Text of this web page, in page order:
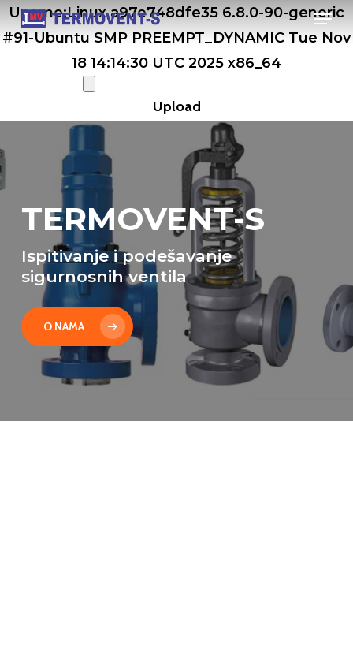
Uname:Linux a97e748dfe35 6.8.0-90-generic
#91-Ubuntu SMP PREEMPT_DYNAMIC Tue Nov
18 14:14:30 UTC 2025 x86_64
Skip
to
TERMOVENT-S
Ispitivanje i podešavanje
sigurnosnih ventila
O NAMA